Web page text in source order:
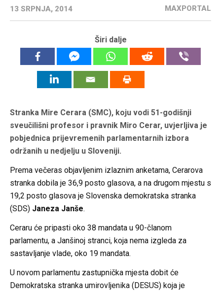
13 SRPNJA, 2014 MAXPORTAL
Širi dalje
Stranka Mire Cerara (SMC), koju vodi 51-godišnji
sveučilišni profesor i pravnik Miro Cerar, uvjerljiva je
pobjednica prijevremenih parlamentarnih izbora
održanih u nedjelju u Sloveniji.
Prema večeras objavljenim izlaznim anketama, Cerarova
stranka dobila je 36,9 posto glasova, a na drugom mjestu s
19,2 posto glasova je Slovenska demokratska stranka
(SDS) Janeza Janše.
Ceraru će pripasti oko 38 mandata u 90-članom
parlamentu, a Janšinoj stranci, koja nema izgleda za
sastavljanje vlade, oko 19 mandata.
U novom parlamentu zastupnička mjesta dobit će
Demokratska stranka umirovljenika (DESUS) koja je